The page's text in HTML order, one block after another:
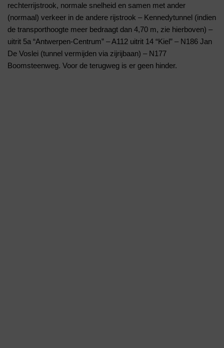
rechterrijstrook, normale snelheid en samen met ander
(normaal) verkeer in de andere rijstrook – Kennedytunnel (indien
de transporthoogte meer bedraagt dan 4,70 m, zie hierboven) –
uitrit 5a “Antwerpen-Centrum” – A112 uitrit 14 “Kiel” – N186 Jan
De Voslei (tunnel vermijden via zijrijbaan) – N177
Boomsteenweg. Voor de terugweg is er geen hinder.